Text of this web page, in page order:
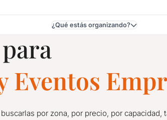
¿Qué estás organizando?
Eventos
por zona, por precio, por